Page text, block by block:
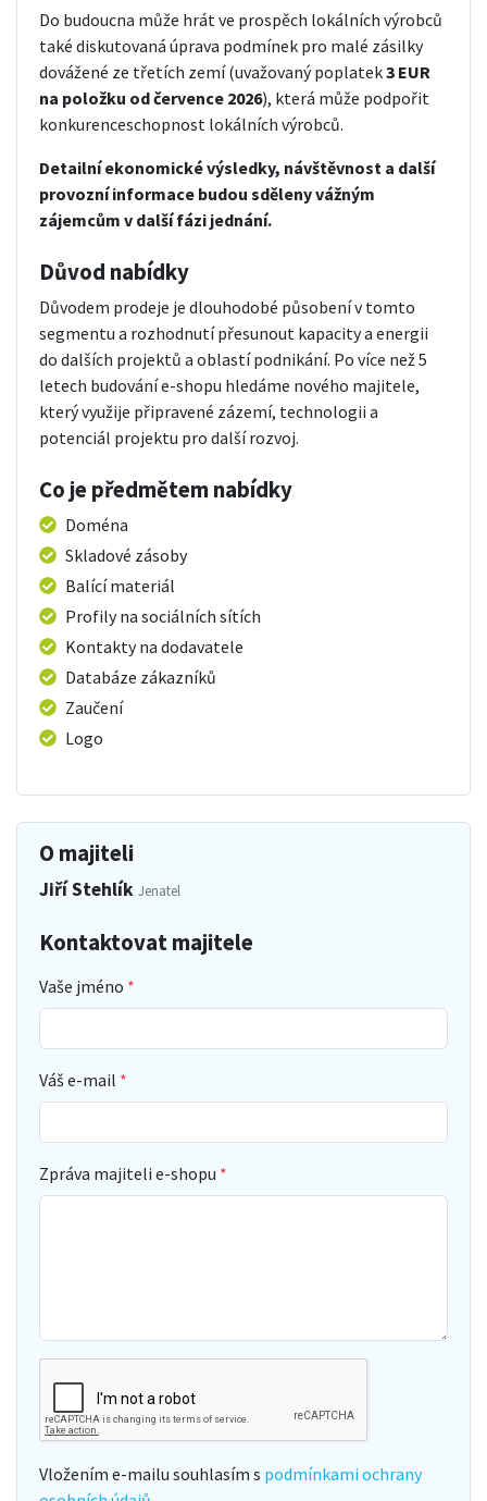
Do budoucna může hrát ve prospěch lokálních výrobců
také diskutovaná úprava podmínek pro malé zásilky
dovážené ze třetích zemí (uvažovaný poplatek3 EUR
na položku od července 2026), která může podpořit
konkurenceschopnost lokálních výrobců.
Detailní ekonomické výsledky, návštěvnost a další
provozní informace budou sděleny vážným
zájemcům v další fázi jednání.
Důvod nabídky
Důvodem prodeje je dlouhodobé působení v tomto
segmentu a rozhodnutí přesunout kapacity a energii
do dalších projektů a oblastí podnikání. Po více než 5
letech budování e-shopu hledáme nového majitele,
který využije připravené zázemí, technologii a
potenciál projektu pro další rozvoj.
Co je předmětem nabídky
Doména
Skladové zásoby
Balící materiál
Profily na sociálních sítích
Kontakty na dodavatele
Databáze zákazníků
Zaučení
Logo
O majiteli
Jiří Stehlík Jenatel
Kontaktovat majitele
Vaše jméno
Váš e-mail
Zpráva majiteli e-shopu
Vložením e-mailu souhlasím s podmínkami ochrany